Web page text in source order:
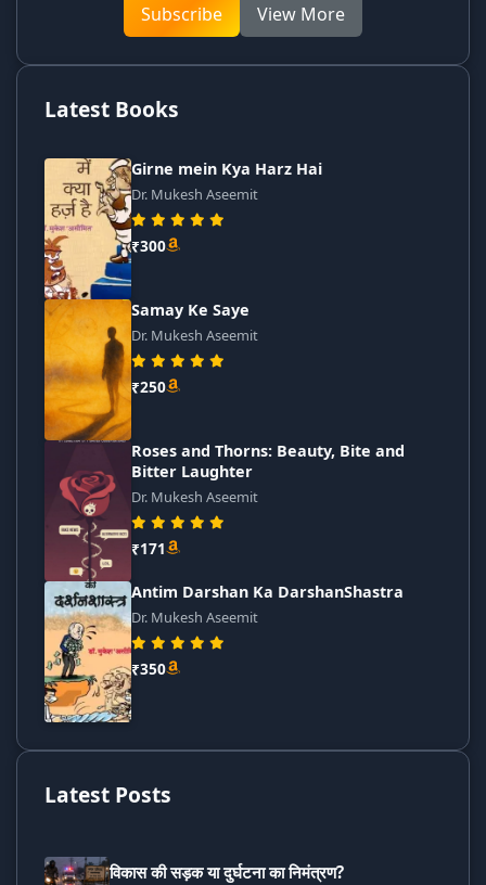
Subscribe View More
Latest Books
Girne mein Kya Harz Hai
Dr. Mukesh Aseemit
₹300
Samay Ke Saye
Dr. Mukesh Aseemit
₹250
Roses and Thorns: Beauty, Bite and
Bitter Laughter
Dr. Mukesh Aseemit
₹171
Antim Darshan Ka DarshanShastra
Dr. Mukesh Aseemit
₹350
Latest Posts
विकास की सड़क या दुर्घटना का निमंत्रण?